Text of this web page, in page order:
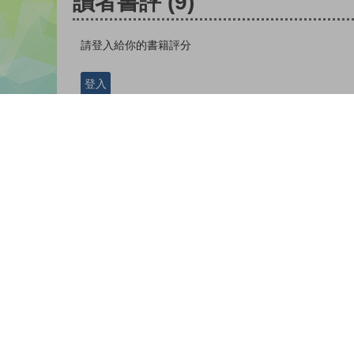
請登入給你的書籍評分
登入